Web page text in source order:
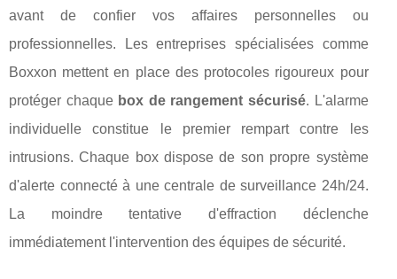
avant de confier vos affaires personnelles ou
professionnelles. Les entreprises spécialisées comme
Boxxon mettent en place des protocoles rigoureux pour
protéger chaque box de rangement sécurisé. L'alarme
individuelle constitue le premier rempart contre les
intrusions. Chaque box dispose de son propre système
d'alerte connecté à une centrale de surveillance 24h/24.
La moindre tentative d'effraction déclenche
immédiatement l'intervention des équipes de sécurité.